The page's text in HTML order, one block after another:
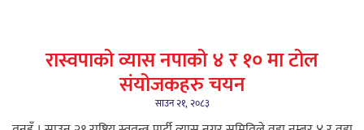
रास्वपाको व्यास नपाको ४ र १० मा टोल
संयोजकहरु चयन
साउन २१, २०८३